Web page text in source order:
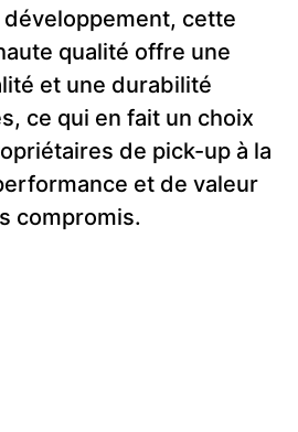
cette
qualité offre une
et une durabilité
ce qui en fait un choix
de pick-up à la
et de valeur
compromis.